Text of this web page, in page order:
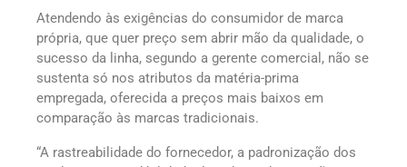
Atendendo às exigências do consumidor de marca
própria, que quer preço sem abrir mão da qualidade, o
sucesso da linha, segundo a gerente comercial, não se
sustenta só nos atributos da matéria-prima
empregada, oferecida a preços mais baixos em
comparação às marcas tradicionais.
“A rastreabilidade do fornecedor, a padronização dos